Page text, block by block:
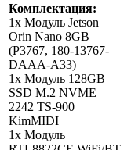
Комплектация:
1x Модуль Jetson
Orin Nano 8GB
(P3767, 180-13767-
DAAA-A33)
1x Модуль 128GB
SSD M.2 NVME
2242 TS-900
KimMIDI
1x Модуль